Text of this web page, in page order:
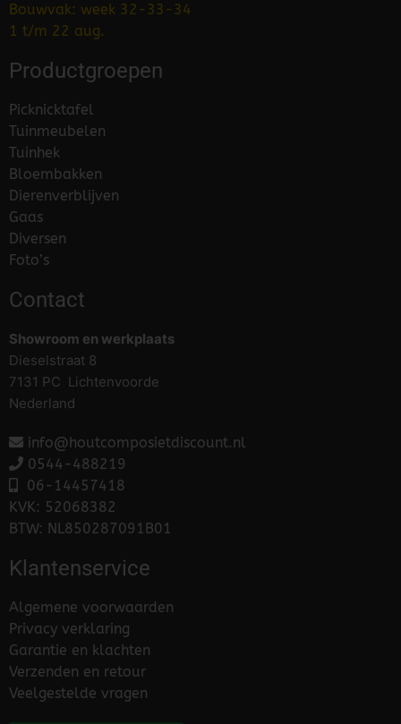
Bouwvak: week 32-33-34
1 t/m 22 aug.
Productgroepen
Picknicktafel
Tuinmeubelen
Tuinhek
Bloembakken
Dierenverblijven
Gaas
Diversen
Foto’s
Contact
Showroom en werkplaats
Dieselstraat 8
7131 PC Lichtenvoorde
Nederland
info@houtcomposietdiscount.nl
0544-488219
06- 14457418
KVK: 52068382
BTW: NL850287091B01
Klantenservice
Algemene voorwaarden
Privacy verklaring
Garantie en klachten
Verzenden en retour
Veelgestelde vragen